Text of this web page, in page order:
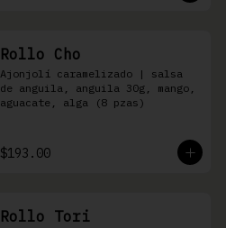
Rollo Cho
Ajonjolí caramelizado | salsa
de anguila, anguila 30g, mango,
aguacate, alga (8 pzas)
$193.00
Rollo Tori